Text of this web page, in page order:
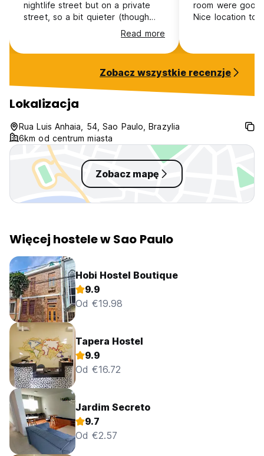
nightlife street but on a private
street, so a bit quieter (though
you can still hear the partying
nearby) and felt very safe as a
solo female traveler. The common
Overall, exactly as advertised and
a great budget option in a
desirable location.
Read more
room were good
Nice location
Zobacz wszystkie recenzje
Lokalizacja
Rua Luis Anhaia, 54, Sao Paulo, Brazylia
6km od centrum miasta
Zobacz mapę
Więcej hostele w Sao Paulo
Hobi Hostel Boutique
9.9
Od €19.98
Tapera Hostel
9.9
Od €16.72
Jardim Secreto
9.7
Od €2.57